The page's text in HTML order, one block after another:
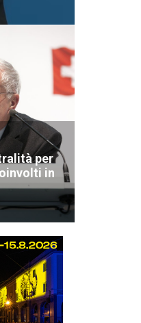
per
in